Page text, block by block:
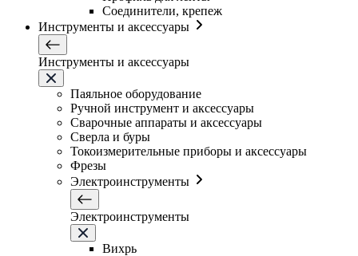
Соединители, крепеж
Инструменты и аксессуары
Инструменты и аксессуары
Паяльное оборудование
Ручной инструмент и аксессуары
Сварочные аппараты и аксессуары
Сверла и буры
Токоизмерительные приборы и аксессуары
Фрезы
Электроинструменты
Электроинструменты
Вихрь